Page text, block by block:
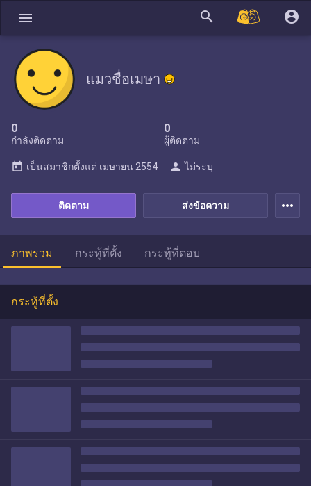
menu search account_circle
แมวชื่อเมษา
0
กำลังติดตาม
0
ผู้ติดตาม
ส่งข้อความ
ติดตาม
today เป็นสมาชิกตั้งแต่ เมษายน 2554 person ไม่ระบุ
more_horiz
ภาพรวม กระทู้ที่ตั้ง กระทู้ที่ตอบ
กระทู้ที่ตั้ง